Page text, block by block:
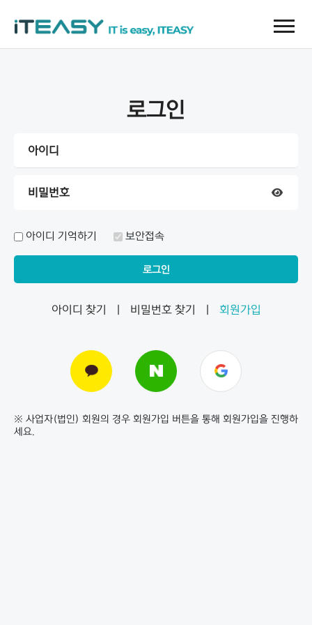
로그인
아이디 기억하기 보안접속
아이디 찾기 비밀번호 찾기 회원가입
※ 사업자(법인) 회원의 경우 회원가입 버튼을 통해 회원가입을 진행하
세요.